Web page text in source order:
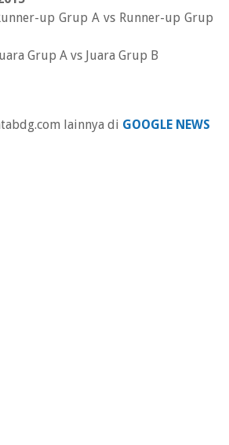
up Grup A vs Runner-up Grup
Grup A vs Juara Grup B
lainnya di GOOGLE NEWS